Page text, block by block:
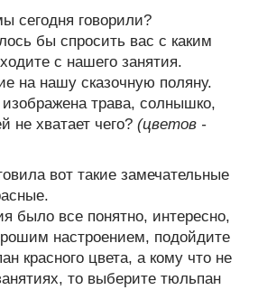
сегодня говорили?
бы спросить вас с каким
с нашего занятия.
на нашу сказочную поляну.
трава, солнышко,
не хватает чего? (цветов -
вот такие замечательные
было все понятно, интересно,
настроением, подойдите
красного цвета, а кому что не
то выберите тюльпан